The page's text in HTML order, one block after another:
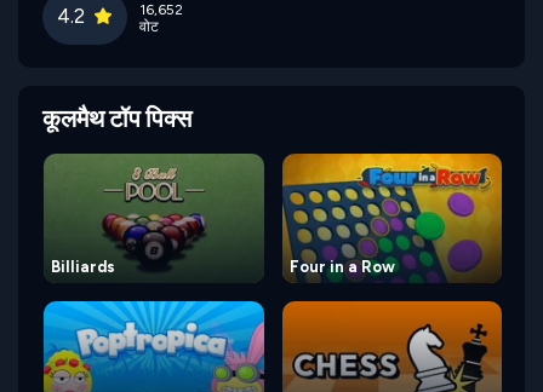
4.2
16,652
वोट
कूलमैथ टॉप पिक्स
Billiards Four in a Row